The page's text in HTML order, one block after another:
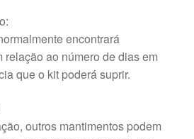
encontrará
relação ao número de dias em
que o kit poderá suprir.
outros mantimentos podem